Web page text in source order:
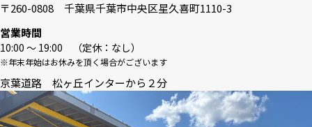
〒260-0808 千葉県千葉市中央区星久喜町1110-3
営業時間
10:00 〜 19:00 （定休：なし）
※年末年始はお休みを頂く場合がございます
京葉道路 松ヶ丘インターから２分